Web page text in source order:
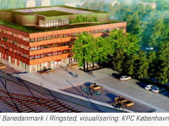
i Ringsted, visualisering: KPC København